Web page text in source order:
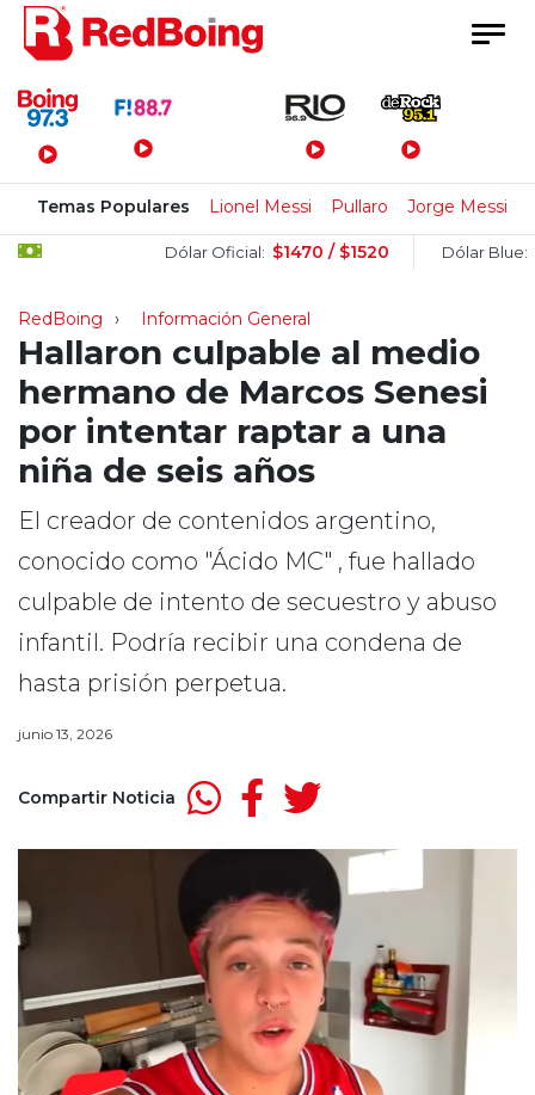
Menú Principal
Temas Populares Lionel Messi Pullaro Jorge Messi
Dólar Oficial: $1470 / $1520 Dólar Blue:
RedBoing Información General
Hallaron culpable al medio
hermano de Marcos Senesi
por intentar raptar a una
niña de seis años
El creador de contenidos argentino,
conocido como "Ácido MC" , fue hallado
culpable de intento de secuestro y abuso
infantil. Podría recibir una condena de
hasta prisión perpetua.
junio 13, 2026
Compartir Noticia